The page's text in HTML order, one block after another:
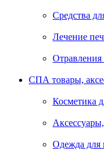
Средства
Лечение
СПА товары,
Косметика
Одежда для